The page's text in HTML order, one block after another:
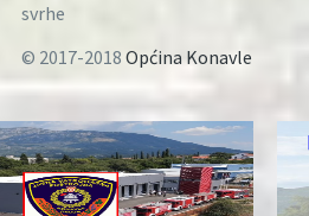
svrhe
© 2017-2018 Općina Konavle